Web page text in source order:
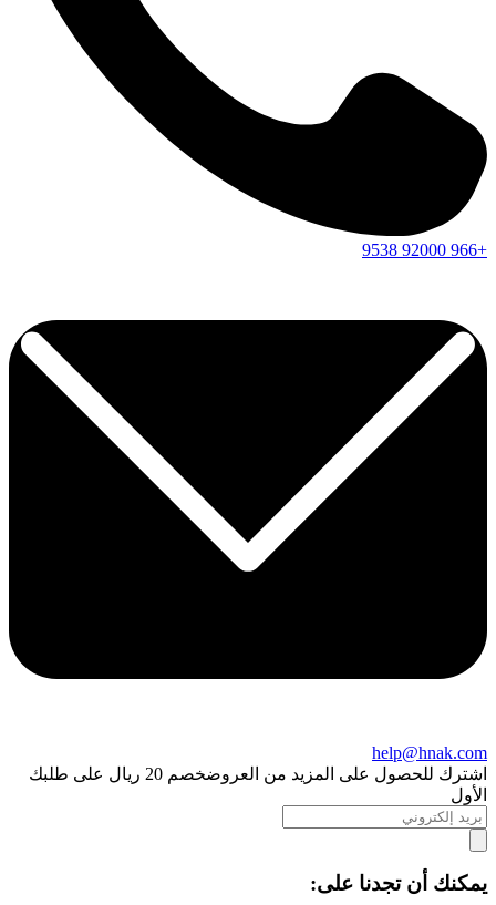
+966
92000
9538
help@hnak.com
اشترك للحصول على المزيد من العروض
خصم 20 ريال على طلبك
الأول
يمكنك أن تجدنا على: